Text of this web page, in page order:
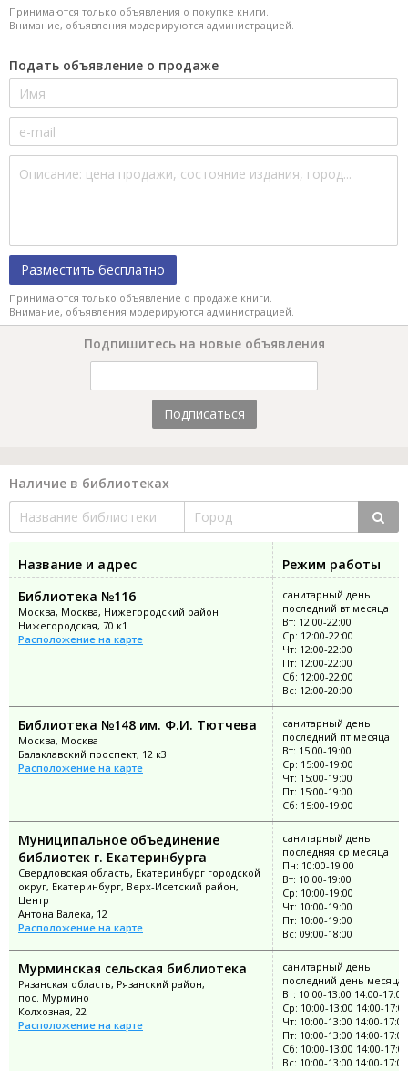
Принимаются только объявления о покупке книги.
Внимание, объявления модерируются администрацией.
Подать объявление о продаже
Разместить бесплатно
Принимаются только объявление о продаже книги.
Внимание, объявления модерируются администрацией.
Подпишитесь на новые объявления
Подписаться
Наличие в библиотеках
Название и адрес
Режим работы
Библиотека №116
Москва, Москва, Нижегородский район
Нижегородская, 70 к1
Расположение на карте
санитарный день:
последний вт месяца
Вт: 12:00-22:00
Ср: 12:00-22:00
Чт: 12:00-22:00
Пт: 12:00-22:00
Сб: 12:00-22:00
Вс: 12:00-20:00
Библиотека №148 им. Ф.И. Тютчева
Москва, Москва
Балаклавский проспект, 12 к3
Расположение на карте
санитарный день:
последний пт месяца
Вт: 15:00-19:00
Ср: 15:00-19:00
Чт: 15:00-19:00
Пт: 15:00-19:00
Сб: 15:00-19:00
Муниципальное объединение
библиотек г. Екатеринбурга
Свердловская область, Екатеринбург городской
округ, Екатеринбург, Верх-Исетский район,
Центр
Антона Валека, 12
Расположение на карте
санитарный день:
последняя ср месяца
Пн: 10:00-19:00
Вт: 10:00-19:00
Ср: 10:00-19:00
Чт: 10:00-19:00
Пт: 10:00-19:00
Вс: 09:00-18:00
Мурминская сельская библиотека
Рязанская область, Рязанский район,
пос. Мурмино
Колхозная, 22
Расположение на карте
санитарный день:
последний день месяца
Вт: 10:00-13:00 14:00-17:00
Ср: 10:00-13:00 14:00-17:00
Чт: 10:00-13:00 14:00-17:00
Пт: 10:00-13:00 14:00-17:00
Сб: 10:00-13:00 14:00-17:00
Вс: 10:00-13:00 14:00-17:00